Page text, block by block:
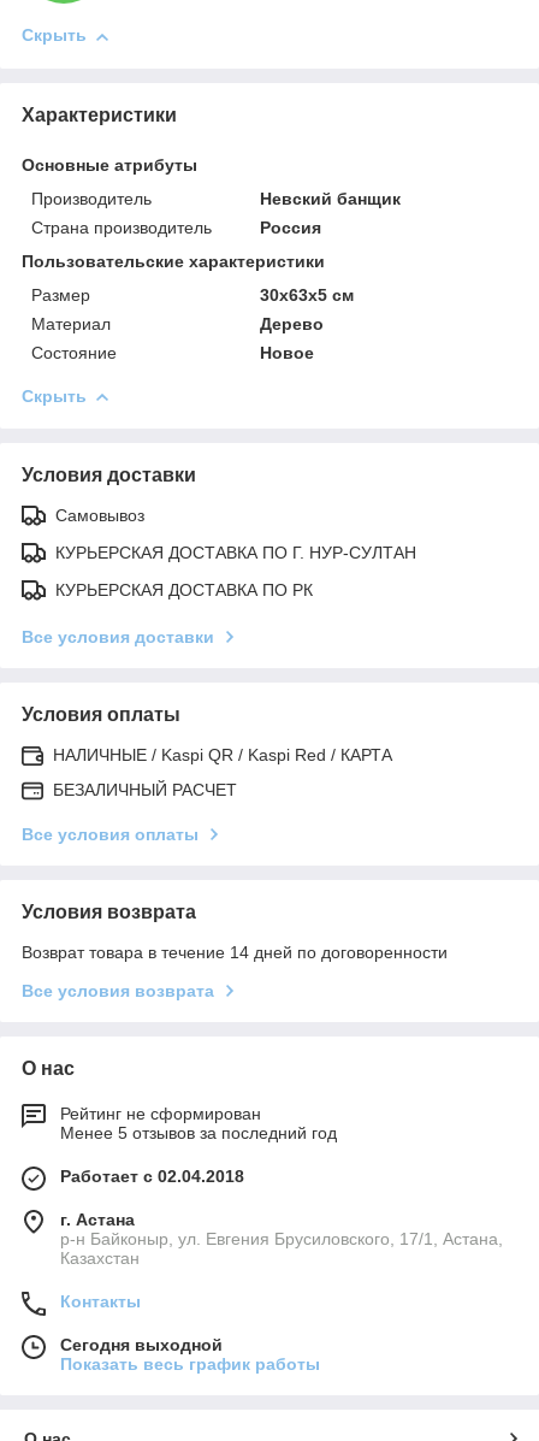
Скрыть
Характеристики
Основные атрибуты
Производитель
Невский банщик
Страна производитель
Россия
Пользовательские характеристики
Размер
30х63х5 см
Материал
Дерево
Состояние
Новое
Скрыть
Условия доставки
Самовывоз
КУРЬЕРСКАЯ ДОСТАВКА ПО Г. НУР-СУЛТАН
КУРЬЕРСКАЯ ДОСТАВКА ПО РК
Все условия доставки
Условия оплаты
НАЛИЧНЫЕ / Kaspi QR / Kaspi Red / КАРТА
БЕЗАЛИЧНЫЙ РАСЧЕТ
Все условия оплаты
Условия возврата
Возврат товара в течение 14 дней по договоренности
Все условия возврата
О нас
Рейтинг не сформирован
Менее 5 отзывов за последний год
Работает с 02.04.2018
г. Астана
р-н Байконыр, ул. Евгения Брусиловского, 17/1, Астана,
Казахстан
Контакты
Сегодня выходной
Показать весь график работы